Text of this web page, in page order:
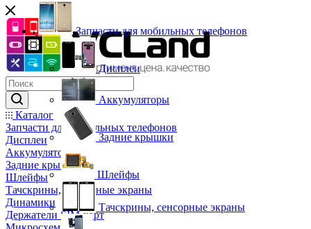
Каталог
Запчасти для мобильных телефонов
Дисплеи
Аккумуляторы
Задние крышки
Шлейфы
Тачскрины, сенсорные экраны
Динамики
Держатели SIM-карт
Запчасти для мобильных телефонов
Дисплеи
Аккумуляторы
Задние крышки
Шлейфы
Тачскрины, сенсорные экраны